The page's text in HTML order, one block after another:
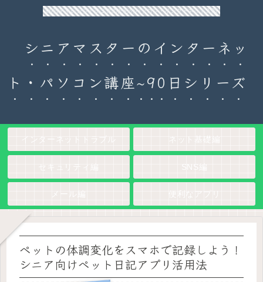
90日チャレンジ！シニアのためのパソコン・インターネット入門
シニアマスターのインターネッ
ト・パソコン講座~90日シリーズ
ペットの体調変化をスマホで記録しよう！
シニア向けペット日記アプリ活用法